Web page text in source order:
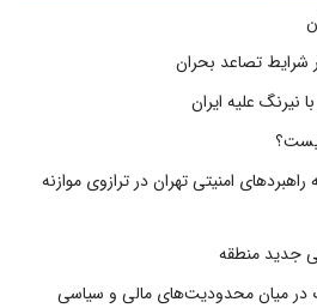
شرایط تصاعد بحران
نیرنگ علیه ایران
امنیتی تهران در ترازوی موازنه
جدید منطقه
در میان محدودیت‌های مالی و سیاسی